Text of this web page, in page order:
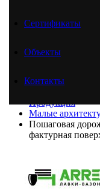
Продукция
Сертификаты
Сертификаты
Объекты
Контакты
Продукция
Малые
Пошаговая
фактурная